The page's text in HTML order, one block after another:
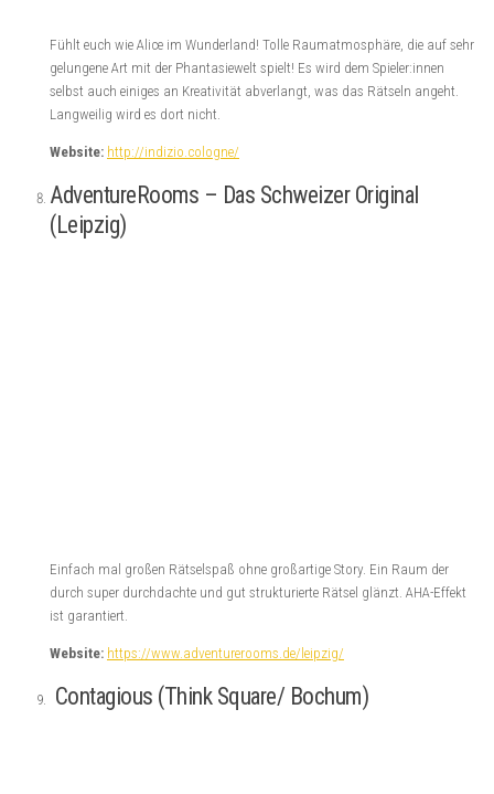
Fühlt euch wie Alice im Wunderland! Tolle Raumatmosphäre, die auf sehr
gelungene Art mit der Phantasiewelt spielt! Es wird dem Spieler:innen
selbst auch einiges an Kreativität abverlangt, was das Rätseln angeht.
Langweilig wird es dort nicht.
Website: http://indizio.cologne/
AdventureRooms – Das Schweizer Original
(Leipzig)
Einfach mal großen Rätselspaß ohne großartige Story. Ein Raum der
durch super durchdachte und gut strukturierte Rätsel glänzt. AHA-Effekt
ist garantiert.
Website: https://www.adventurerooms.de/leipzig/
Contagious (Think Square/ Bochum)